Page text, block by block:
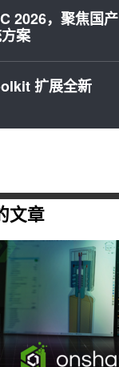
2026，聚焦国产
案
扩展全新
文章